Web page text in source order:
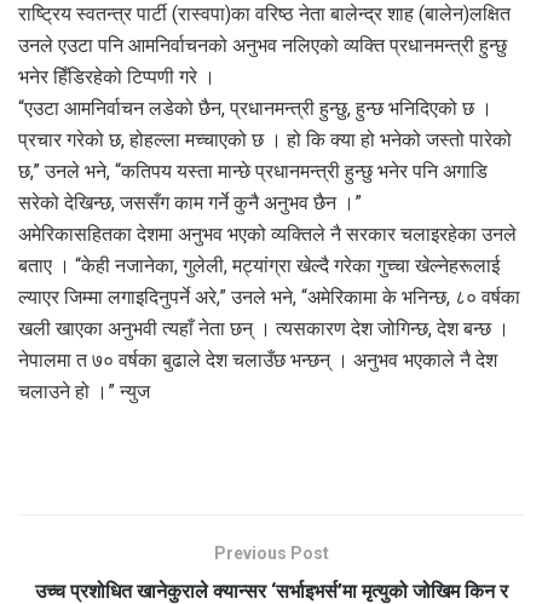
राष्ट्रिय स्वतन्त्र पार्टी (रास्वपा)का वरिष्ठ नेता बालेन्द्र शाह (बालेन)लक्षित
उनले एउटा पनि आमनिर्वाचनको अनुभव नलिएको व्यक्ति प्रधानमन्त्री हुन्छु
भनेर हिँडिरहेको टिप्पणी गरे ।
“एउटा आमनिर्वाचन लडेको छैन, प्रधानमन्त्री हुन्छु, हुन्छ भनिदिएको छ ।
प्रचार गरेको छ, होहल्ला मच्चाएको छ । हो कि क्या हो भनेको जस्तो पारेको
छ,” उनले भने, “कतिपय यस्ता मान्छे प्रधानमन्त्री हुन्छु भनेर पनि अगाडि
सरेको देखिन्छ, जससँग काम गर्ने कुनै अनुभव छैन ।”
अमेरिकासहितका देशमा अनुभव भएको व्यक्तिले नै सरकार चलाइरहेका उनले
बताए । “केही नजानेका, गुलेली, मट्यांग्रा खेल्दै गरेका गुच्चा खेल्नेहरूलाई
ल्याएर जिम्मा लगाइदिनुपर्ने अरे,” उनले भने, “अमेरिकामा के भनिन्छ, ८० वर्षका
खली खाएका अनुभवी त्यहाँ नेता छन् । त्यसकारण देश जोगिन्छ, देश बन्छ ।
नेपालमा त ७० वर्षका बुढाले देश चलाउँछ भन्छन् । अनुभव भएकाले नै देश
चलाउने हो ।” न्युज
Previous Post
उच्च प्रशोधित खानेकुराले क्यान्सर ‘सर्भाइभर्स’मा मृत्युको जोखिम किन र